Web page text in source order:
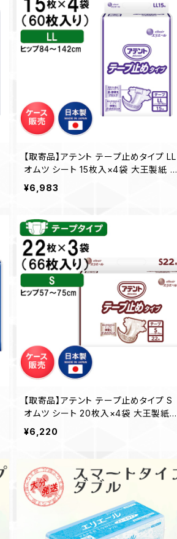
【取寄品】アテント テープ止めタイプ LL
オムツ シート 15枚入×4袋 大王製紙 介
護 業務用【ケース販売】◎送料無料（一
部地域を除く）
¥6,983
【取寄品】アテント テープ止めタイプ S
オムツ シート 20枚入×4袋 大王製紙
介護 業務用【ケース販売】◎送料無料
（一部地域を除く）
¥6,220